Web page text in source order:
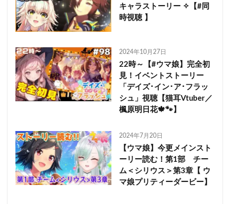
キャラストーリー ✧【#同
時視聴 】
2024年10月27日
22時～【#ウマ娘】完全初
見！イベントストーリー
「デイズ･イン･ア･フラッ
シュ」視聴【猫耳Vtuber／
楓原明日花🍁🐾】
2024年7月20日
【ウマ娘】今更メインスト
ーリー読む！第1部 チー
ム＜シリウス＞第3章【 ウ
マ娘プリティーダービー】